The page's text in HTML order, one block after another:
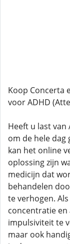
Koop Concerta
voor ADHD
Heeft u last van
om de hele dag
kan het online
oplossing zijn
medicijn dat
behandelen
te verhogen.
concentratie
impulsiviteit te
maar ook